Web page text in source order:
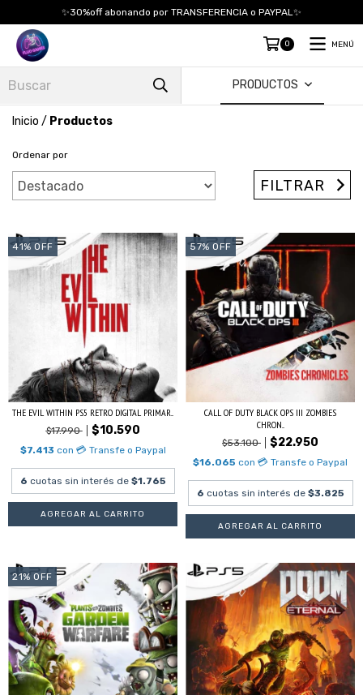
✨30%off abonando por TRANSFERENCIA o PAYPAL✨
0 MENÚ
PRODUCTOS
Inicio / Productos
Ordenar por
FILTRAR
41% OFF
THE EVIL WITHIN PS5 RETRO DIGITAL PRIMAR...
$17.990 $10.590
$7.413 con 💳 Transfe o Paypal
6 cuotas sin interés de $1.765
57% OFF
CALL OF DUTY BLACK OPS III ZOMBIES
CHRON...
$53.100 $22.950
$16.065 con 💳 Transfe o Paypal
6 cuotas sin interés de $3.825
21% OFF